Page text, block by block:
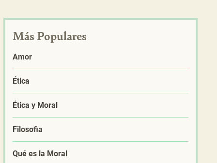
Más Populares
Amor
Ética
Ética y Moral
Filosofia
Qué es la Moral